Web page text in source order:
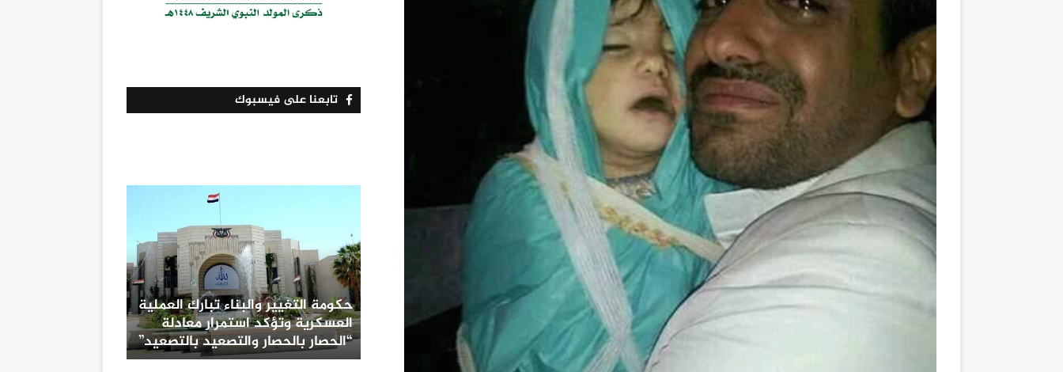
تابعنا على فيسبوك
حكومة التغيير والبناء تبارك العملية
العسكرية وتؤكد استمرار معادلة
“الحصار بالحصار والتصعيد بالتصعيد”